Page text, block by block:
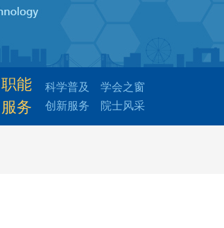
职能
服务
科学普及
学会之窗
创新服务
院士风采